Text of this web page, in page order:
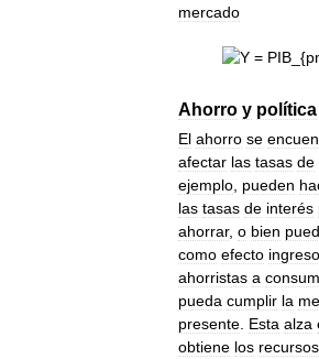
mercado
Ahorro y política
El ahorro se
afectar las tasas de
ejemplo pueden
las tasas de interés
ahorrar, o bien
como efecto ingreso
ahorristas a
pueda cumplir la
presente Esta alza
obtiene los recursos